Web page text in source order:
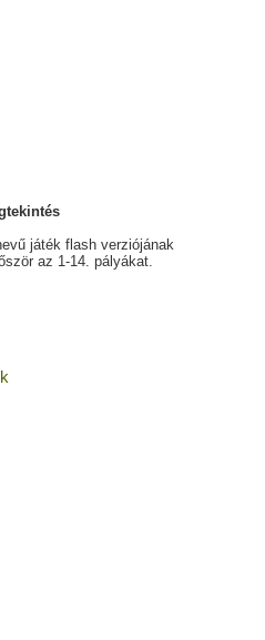
játék flash verziójának
az 1-14. pályákat.